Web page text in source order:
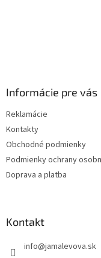
Informácie pre vás
Reklamácie
Kontakty
Obchodné podmienky
Podmienky ochrany
Doprava a platba
Kontakt
info@jamalevova.sk